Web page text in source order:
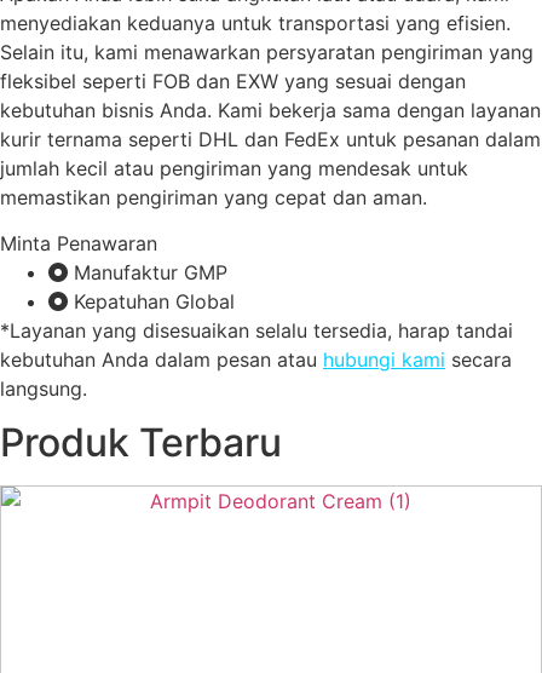
menyediakan keduanya untuk transportasi yang efisien.
Selain itu, kami menawarkan persyaratan pengiriman yang
fleksibel seperti FOB dan EXW yang sesuai dengan
kebutuhan bisnis Anda. Kami bekerja sama dengan layanan
kurir ternama seperti DHL dan FedEx untuk pesanan dalam
jumlah kecil atau pengiriman yang mendesak untuk
memastikan pengiriman yang cepat dan aman.
Minta Penawaran
Manufaktur GMP
Kepatuhan Global
*Layanan yang disesuaikan selalu tersedia, harap tandai
kebutuhan Anda dalam pesan atau hubungi kami secara
langsung.
Produk Terbaru